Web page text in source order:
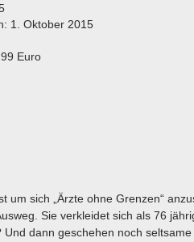
1. Oktober 2015
Euro
sich „Ärzte ohne Grenzen“
Sie verkleidet sich als 76
dann geschehen noch seltsame